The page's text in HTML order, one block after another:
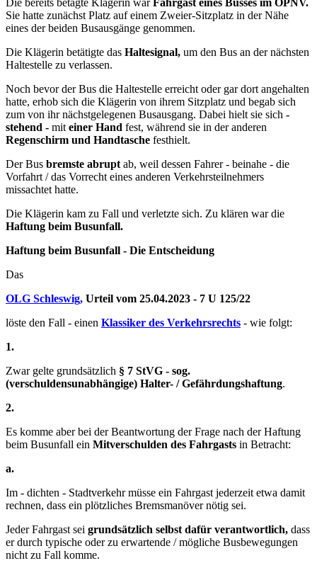
Sie hatte zunächst Platz auf einem Zweier-Sitzplatz in der Nähe
eines der beiden Busausgänge genommen.
Die Klägerin betätigte das Haltesignal, um den Bus an der nächsten
Haltestelle zu verlassen.
Noch bevor der Bus die Haltestelle erreicht oder gar dort angehalten
hatte, erhob sich die Klägerin von ihrem Sitzplatz und begab sich
zum von ihr nächstgelegenen Busausgang. Dabei hielt sie sich -
stehend - mit einer Hand fest, während sie in der anderen
Regenschirm und Handtasche festhielt.
Der Bus bremste abrupt ab, weil dessen Fahrer - beinahe - die
Vorfahrt / das Vorrecht eines anderen Verkehrsteilnehmers
missachtet hatte.
Die Klägerin kam zu Fall und verletzte sich. Zu klären war die
Haftung beim Busunfall.
Haftung beim Busunfall - Die Entscheidung
Das
OLG Schleswig, Urteil vom 25.04.2023 - 7 U 125/22
löste den Fall - einen Klassiker des Verkehrsrechts - wie folgt:
1.
Zwar gelte grundsätzlich § 7 StVG - sog.
(verschuldensunabhängige) Halter- / Gefährdungshaftung.
2.
Es komme aber bei der Beantwortung der Frage nach der Haftung
beim Busunfall ein Mitverschulden des Fahrgasts in Betracht:
a.
Im - dichten - Stadtverkehr müsse ein Fahrgast jederzeit etwa damit
rechnen, dass ein plötzliches Bremsmanöver nötig sei.
Jeder Fahrgast sei grundsätzlich selbst dafür verantwortlich, dass
er durch typische oder zu erwartende / mögliche Busbewegungen
nicht zu Fall komme.